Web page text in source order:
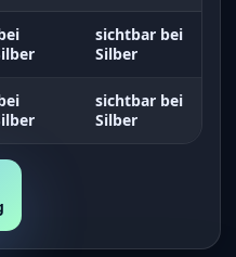
sichtbar bei
Silber
sichtbar bei
Silber